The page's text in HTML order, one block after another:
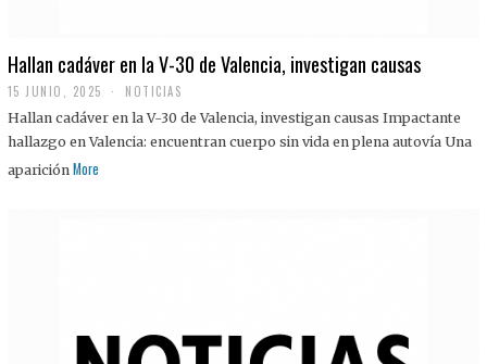
Hallan cadáver en la V-30 de Valencia, investigan causas
15 JUNIO, 2025 NOTICIAS
Hallan cadáver en la V-30 de Valencia, investigan causas Impactante
hallazgo en Valencia: encuentran cuerpo sin vida en plena autovía Una
aparición More